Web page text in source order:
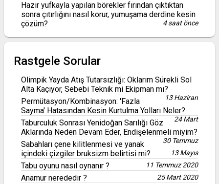
Hazır yufkayla yapılan börekler fırından çıktıktan
sonra çıtırlığını nasıl korur, yumuşama derdine kesin
çözüm?
4 saat önce
Rastgele Sorular
Olimpik Yayda Atış Tutarsızlığı: Oklarım Sürekli Sol
Alta Kaçıyor, Sebebi Teknik mi Ekipman mı?
13 Haziran
Permütasyon/Kombinasyon: 'Fazla
Sayma' Hatasından Kesin Kurtulma Yolları Neler?
24 Mart
Taburculuk Sonrası Yenidoğan Sarılığı Göz
Aklarında Neden Devam Eder, Endişelenmeli miyim?
30 Temmuz
Sabahları çene kilitlenmesi ve yanak
içindeki çizgiler bruksizm belirtisi mi?
13 Mayıs
Tabu oyunu nasıl oynanır ? 11 Temmuz 2020
Anamur nerededir ? 25 Mart 2020